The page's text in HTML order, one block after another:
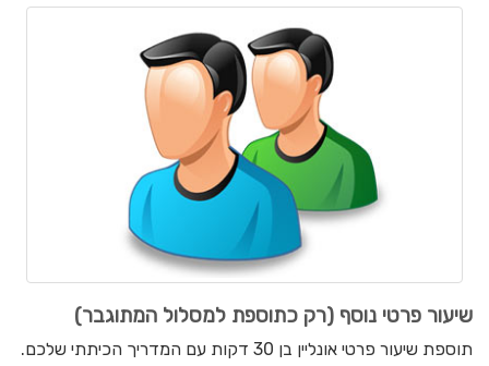
שיעור פרטי נוסף (רק כתוספת למסלול המתוגבר)
תוספת שיעור פרטי אונליין בן 30 דקות עם המדריך הכיתתי שלכם.